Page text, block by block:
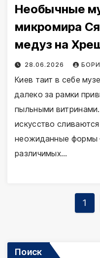
Необычные
микромира
медуз на
28.06.2026
Киев таит в себе
далеко за рамки
пыльными
искусство
неожиданные
различимых…
1
Поиск